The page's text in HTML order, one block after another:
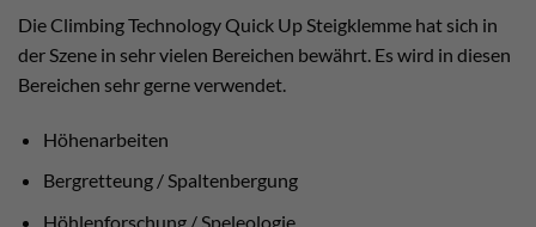
Die Climbing Technology Quick Up Steigklemme hat sich in
der Szene in sehr vielen Bereichen bewährt. Es wird in diesen
Bereichen sehr gerne verwendet.
Höhenarbeiten
Bergretteung / Spaltenbergung
Höhlenforschung / Speleologie